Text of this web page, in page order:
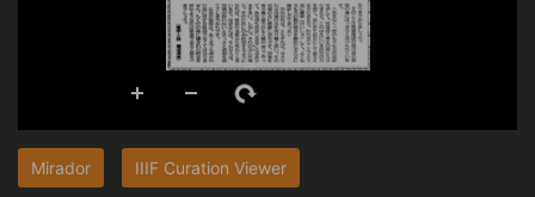
Mirador IIIF Curation Viewer